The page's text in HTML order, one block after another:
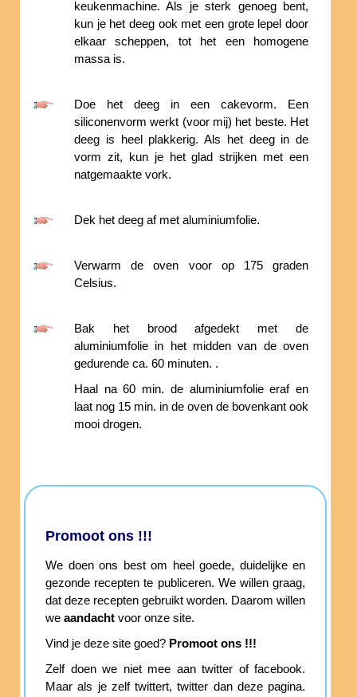
keukenmachine. Als je sterk genoeg bent,
kun je het deeg ook met een grote lepel door
elkaar scheppen, tot het een homogene
massa is.
Doe het deeg in een cakevorm. Een
siliconenvorm werkt (voor mij) het beste. Het
deeg is heel plakkerig. Als het deeg in de
vorm zit, kun je het glad strijken met een
natgemaakte vork.
Dek het deeg af met aluminiumfolie.
Verwarm de oven voor op 175 graden
Celsius.
Bak het brood afgedekt met de
aluminiumfolie in het midden van de oven
gedurende ca. 60 minuten. .
Haal na 60 min. de aluminiumfolie eraf en
laat nog 15 min. in de oven de bovenkant ook
mooi drogen.
Promoot ons !!!
We doen ons best om heel goede, duidelijke en
gezonde recepten te publiceren. We willen graag,
dat deze recepten gebruikt worden. Daarom willen
we aandacht voor onze site.
Vind je deze site goed? Promoot ons !!!
Zelf doen we niet mee aan twitter of facebook.
Maar als je zelf twittert, twitter dan deze pagina.